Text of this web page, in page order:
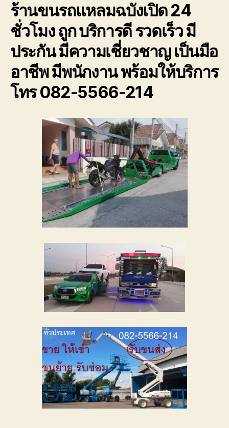
0800628488
เปิด
24
ชั่วโมง
โทร
082-
556-
6214
ราคา
ถูก
ร้านขนรถแหลมฉบังเปิด 24
ชั่วโมง ถูก บริการดี รวดเร็ว มี
ประกัน มีความเชี่ยวชาญ เป็นมือ
อาชีพ มีพนักงาน พร้อมให้บริการ
โทร 082-5566-214